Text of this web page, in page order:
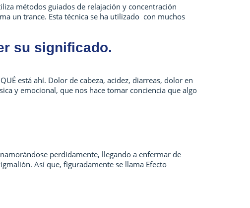
métodos guiados de relajación y concentración
un trance. Esta técnica se ha utilizado con muchos
su significado.
está ahí. Dolor de cabeza, acidez, diarreas, dolor en
y emocional, que nos hace tomar conciencia que algo
perdidamente, llegando a enfermar de
Así que, figuradamente se llama Efecto